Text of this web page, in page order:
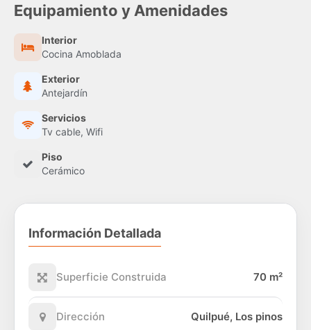
Equipamiento y Amenidades
Interior
Cocina Amoblada
Exterior
Antejardín
Servicios
Tv cable, Wifi
Piso
Cerámico
Información Detallada
Superficie Construida 70 m²
Dirección Quilpué, Los pinos